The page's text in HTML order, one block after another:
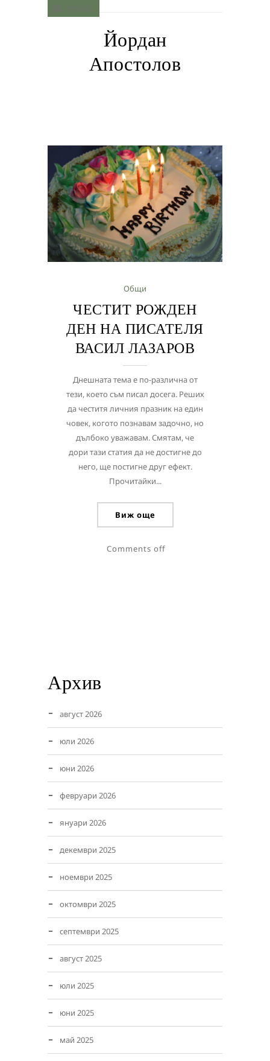
Йордан
Апостолов
Общи
ЧЕСТИТ РОЖДЕН
ДЕН НА ПИСАТЕЛЯ
ВАСИЛ ЛАЗАРОВ
Днешната тема е по-различна от
тези, което съм писал досега. Реших
да честитя личния празник на един
човек, когото познавам задочно, но
дълбоко уважавам. Смятам, че
дори тази статия да не достигне до
него, ще постигне друг ефект.
Прочитайки...
Виж още
Comments off
Архив
август 2026
юли 2026
юни 2026
февруари 2026
януари 2026
декември 2025
ноември 2025
октомври 2025
септември 2025
август 2025
юли 2025
юни 2025
май 2025